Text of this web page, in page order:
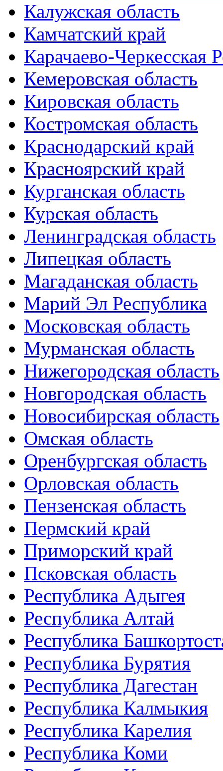
Калужская область
Камчатский край
Карачаево-Черкесская
Кемеровская область
Кировская область
Костромская область
Краснодарский край
Красноярский край
Курганская область
Курская область
Ленинградская область
Липецкая область
Магаданская область
Марий Эл Республика
Московская область
Мурманская область
Нижегородская область
Новгородская область
Новосибирская область
Омская область
Оренбургская область
Орловская область
Пензенская область
Пермский край
Приморский край
Псковская область
Республика Адыгея
Республика Алтай
Республика
Республика Бурятия
Республика Дагестан
Республика Калмыкия
Республика Карелия
Республика Коми